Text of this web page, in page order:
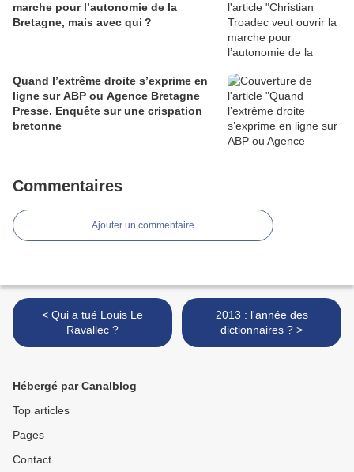
marche pour l’autonomie de la
Bretagne, mais avec qui ?
Quand l’extrême droite s’exprime en
ligne sur ABP ou Agence Bretagne
Presse. Enquête sur une crispation
bretonne
Commentaires
Ajouter un commentaire
< Qui a tué Louis Le
Ravallec ?
2013 : l'année des
dictionnaires ? >
Hébergé par Canalblog
Top articles
Pages
Contact